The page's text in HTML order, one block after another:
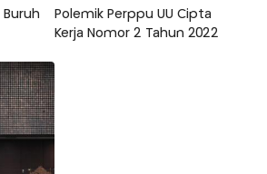
Polemik Perppu UU Cipta
Kerja Nomor 2 Tahun 2022